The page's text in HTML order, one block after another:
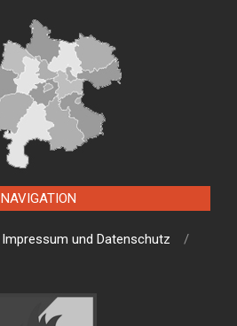
NAVIGATION
Impressum und Datenschutz